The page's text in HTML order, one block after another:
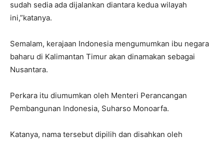
sudah sedia ada dijalankan diantara kedua wilayah
ini,”katanya.
Semalam, kerajaan Indonesia mengumumkan ibu negara
baharu di Kalimantan Timur akan dinamakan sebagai
Nusantara.
Perkara itu diumumkan oleh Menteri Perancangan
Pembangunan Indonesia, Suharso Monoarfa.
Katanya, nama tersebut dipilih dan disahkan oleh